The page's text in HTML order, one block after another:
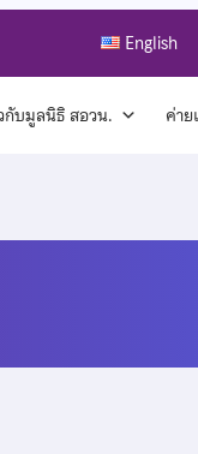
English
กับมูลนิธิ สอวน. ค่า